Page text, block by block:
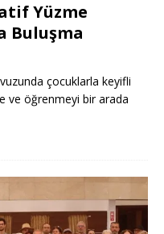
Yüzme
Buluşma
çocuklarla keyifli
ve öğrenmeyi bir arada